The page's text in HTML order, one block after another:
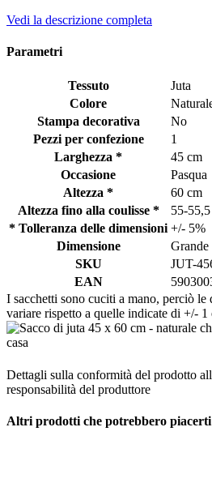
Vedi la descrizione completa
Parametri
Tessuto
Juta
Colore
Stampa decorativa
No
Pezzi per confezione
1
Larghezza *
45 cm
Occasione
Pasqua
Altezza *
60 cm
Altezza fino alla coulisse *
55-
* Tolleranza delle dimensioni +/- 5%
Dimensione
Grande
SKU
JUT-
EAN
I sacchetti sono cuciti a mano, perciò le
variare rispetto a quelle indicate di +/- 1
Dettagli sulla conformità del prodotto
responsabilità del produttore
Altri prodotti che potrebbero piacerti